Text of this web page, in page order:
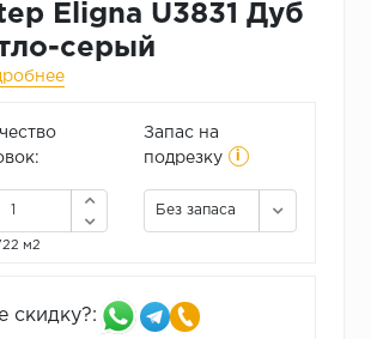
Eligna U3831 Дуб
серый
м2
Запас на
подрезку
i
Без запаса
скидку?: